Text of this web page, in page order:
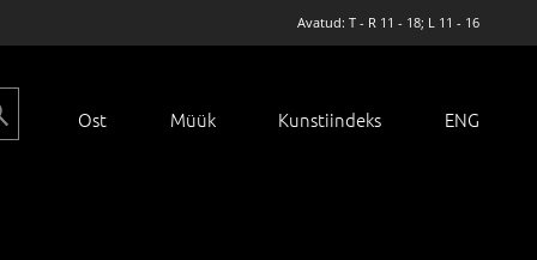
Avatud: T - R 11 - 18; L 11 - 16
Ost Müük Kunstiindeks ENG